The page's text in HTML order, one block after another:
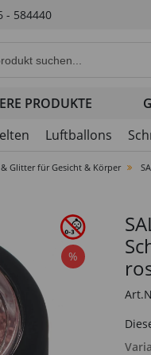
- 584440
PRODUKTE
Luftballons
Glitter für Gesicht & Körper
%